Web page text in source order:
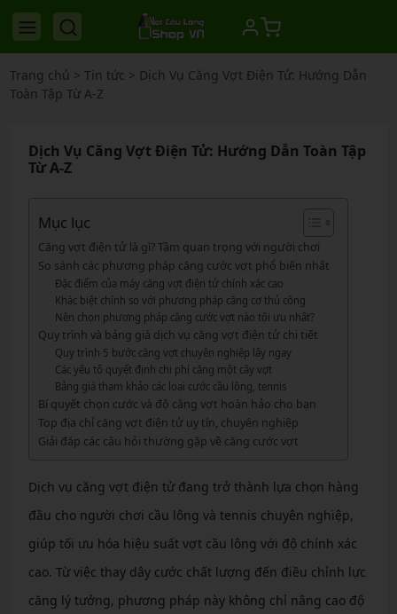
Trang chủ > Tin tức > Dịch Vụ Căng Vợt Điện Tử: Hướng Dẫn
Toàn Tập Từ A-Z
Dịch Vụ Căng Vợt Điện Tử: Hướng Dẫn Toàn Tập
Từ A-Z
Mục lục
Căng vợt điện tử là gì? Tầm quan trọng với người chơi
So sánh các phương pháp căng cước vợt phổ biến nhất
Đặc điểm của máy căng vợt điện tử chính xác cao
Khác biệt chính so với phương pháp căng cơ thủ công
Nên chọn phương pháp căng cước vợt nào tối ưu nhất?
Quy trình và bảng giá dịch vụ căng vợt điện tử chi tiết
Quy trình 5 bước căng vợt chuyên nghiệp lấy ngay
Các yếu tố quyết định chi phí căng một cây vợt
Bảng giá tham khảo các loại cước cầu lông, tennis
Bí quyết chọn cước và độ căng vợt hoàn hảo cho bạn
Top địa chỉ căng vợt điện tử uy tín, chuyên nghiệp
Giải đáp các câu hỏi thường gặp về căng cước vợt
Dịch vụ căng vợt điện tử đang trở thành lựa chọn hàng
đầu cho người chơi cầu lông và tennis chuyên nghiệp,
giúp tối ưu hóa hiệu suất vợt cầu lông với độ chính xác
cao. Từ việc thay dây cước chất lượng đến điều chỉnh lực
căng lý tưởng, phương pháp này không chỉ nâng cao độ